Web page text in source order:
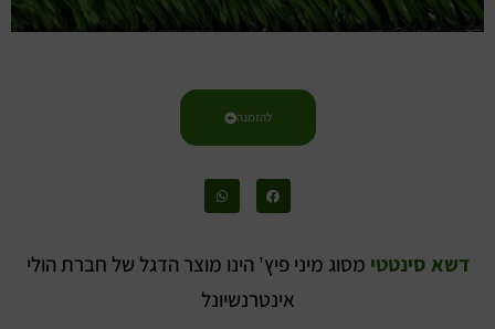
להזמנה
דשא סינטטי מסוג מיני פיץ' הינו מוצר הדגל של חברת הולי
אינטרנשיונל